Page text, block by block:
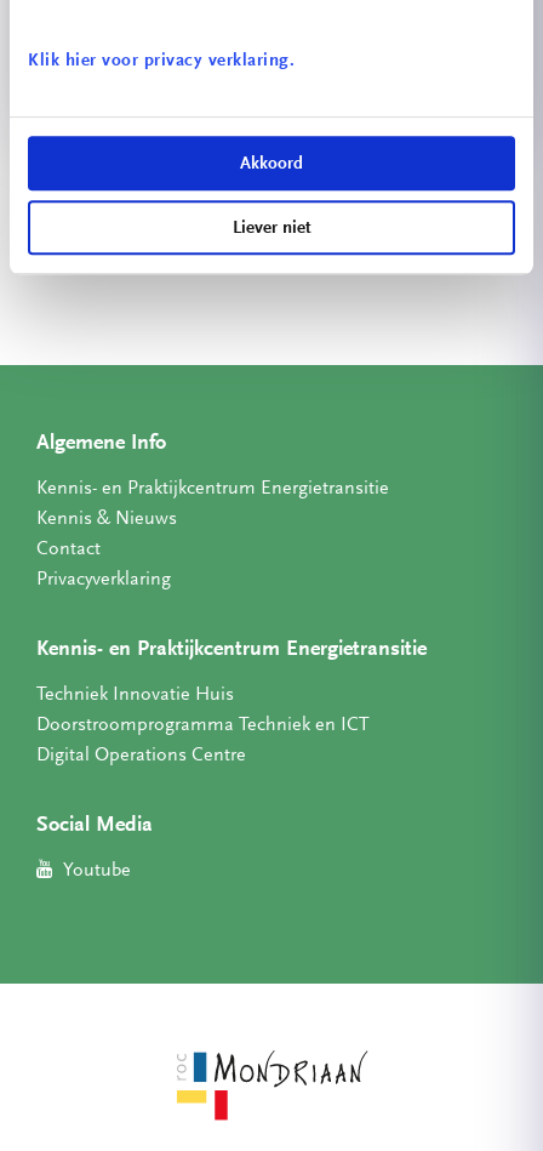
Klik hier voor privacy verklaring.
Akkoord
Liever niet
Energiescan
Bekijk meer projecten
Algemene Info
Kennis- en Praktijkcentrum Energietransitie
Kennis & Nieuws
Contact
Privacyverklaring
Kennis- en Praktijkcentrum Energietransitie
Techniek Innovatie Huis
Doorstroomprogramma Techniek en ICT
Digital Operations Centre
Social Media
Youtube